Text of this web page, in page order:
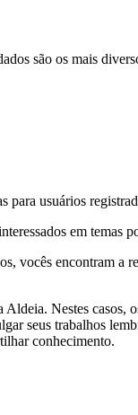
são os mais
para usuários
em
vocês
Nestes
seus
conhecimento.